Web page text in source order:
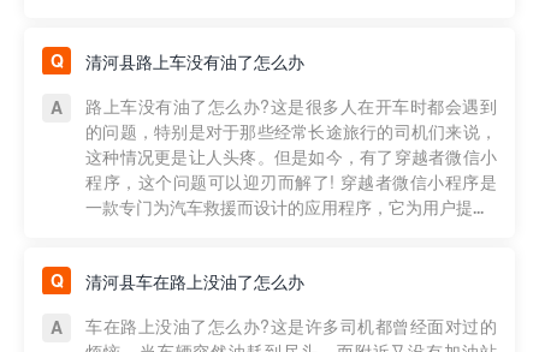
清河县路上车没有油了怎么办
路上车没有油了怎么办?这是很多人在开车时都会遇到
的问题，特别是对于那些经常长途旅行的司机们来说，
这种情况更是让人头疼。但是如今，有了穿越者微信小
程序，这个问题可以迎刃而解了! 穿越者微信小程序是
一款专门为汽车救援而设计的应用程序，它为用户提...
清河县车在路上没油了怎么办
车在路上没油了怎么办?这是许多司机都曾经面对过的